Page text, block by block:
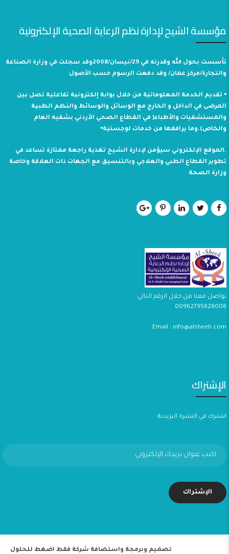
مؤسسة الشيح لإدارة نظم الرعاية الصحية الإلكترونية
تأسست بحول الله وقدرته في 29/نيسان/2008وقد سجلت في وزارة الصناعة
والتجارة/مركز عمان/ وقد دفعت الرسوم حسب الأصول
⦁ تقديم الخدمة المعلوماتية من خلال بوابة إلكترونية تفاعلية تصل بين
المرضى في الداخل و الخارج مع الوسائل والوسائط والنظم الطبية
والمستشفيات والأطباء( في القطاع الصحي الأردني بشقيه العام
والخاص).وما يرافقها من خدمات لوجستية⦁
.الموقع الإلكتروني سيؤمن لإدارة الشيح تغذية راجعة ممتازة تساعد في
تطوير القطاع الطبي والعلاجي وبالتنسيق مع الجهات ذات العلاقة وخاصة
وزارة الصحة
تواصل معنا من خلال الرقم التالي
00962795628008
Email : info@alsheeh.com
الإشتراك
اشترك في النشرة البريدية
تصميم وبرمجة واستضافة شركة فقط اضغط للحلول